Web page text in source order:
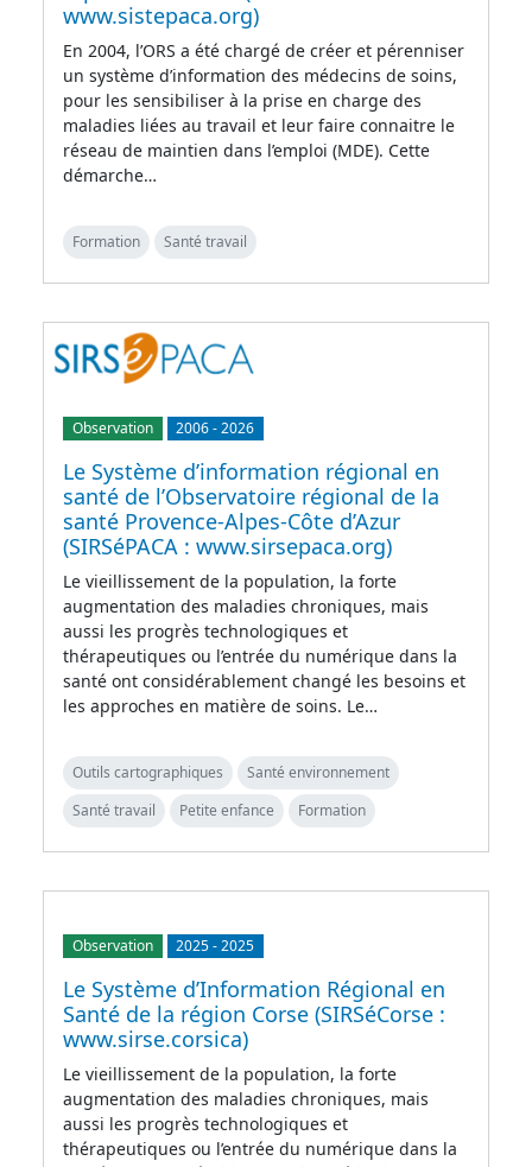
www.sistepaca.org)
En 2004, l’ORS a été chargé de créer et pérenniser
un système d’information des médecins de soins,
pour les sensibiliser à la prise en charge des
maladies liées au travail et leur faire connaitre le
réseau de maintien dans l’emploi (MDE). Cette
démarche…
Formation Santé travail
Observation 2006-2026
Le Système d’information régional en
santé de l’Observatoire régional de la
santé Provence-Alpes-Côte d’Azur
(SIRSéPACA : www.sirsepaca.org)
Le vieillissement de la population, la forte
augmentation des maladies chroniques, mais
aussi les progrès technologiques et
thérapeutiques ou l’entrée du numérique dans la
santé ont considérablement changé les besoins et
les approches en matière de soins. Le…
Outils cartographiques
Santé environnement
Santé travail
Petite enfance Formation
Observation 2025-2025
Le Système d’Information Régional en
Santé de la région Corse (SIRSéCorse :
www.sirse.corsica)
Le vieillissement de la population, la forte
augmentation des maladies chroniques, mais
aussi les progrès technologiques et
thérapeutiques ou l’entrée du numérique dans la